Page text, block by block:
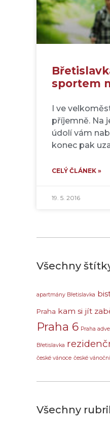
sportem
I ve
příjemně. Na
údolí vám
konec pak
CELÝ ČLÁNEK »
19. 5. 2016
Všechny
apartmány Břetislavka
Praha kam si jít
Praha 6 Praha
Břetislavka
české vánoce české
Všechny